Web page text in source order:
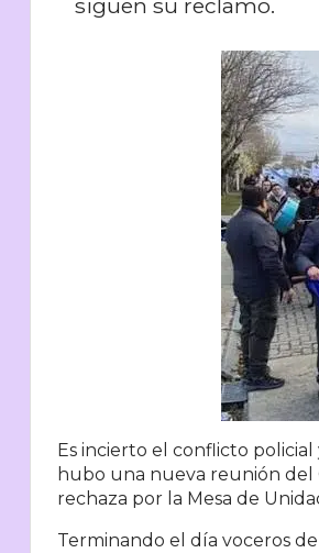
siguen su reclamo.
Es incierto el conflicto
hubo una nueva reunión del
rechaza por la Mesa de
Terminando el día voceros